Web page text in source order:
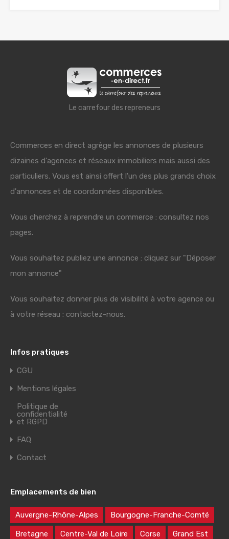
Le carrefour des repreneurs
Commerces en direct agrège les annonces de plusieurs
dizaines d'agences et réseaux immobiliers mais aussi des
particuliers. Vous est ainsi offert l'un des plus grands choix
d'annonces et de coordonnées disponibles.
Vous cherchez à reprendre un commerce : consultez nos
pages.
Vous souhaitez publiez une annonce : cliquez sur "Déposer
mon annonce"
Vous souhaitez donner plus de visibilité à votre agence ou
à votre réseau : contactez-nous.
Infos pratiques
CGU
Mentions légales
Politique de
confidentialité
et RGPD
FAQ
Contact
Emplacements de bien
Auvergne-Rhône-Alpes Bourgogne-Franche-Comté
Bretagne Centre-Val de Loire Corse Grand Est